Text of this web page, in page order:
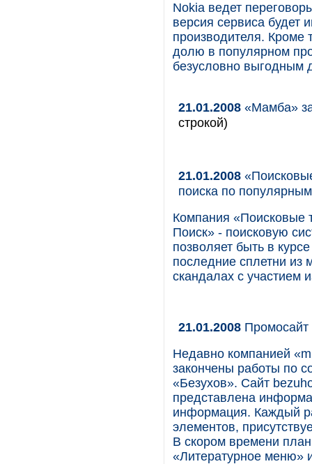
Nokia ведет
версия сервиса будет
производителя. Кроме
долю в популярном
безусловно выгодным
21.01.2008 «Мамба»
строкой)
21.01.2008
поиска по
Компания «Поисковые
Поиск» - поисковую
позволяет быть в
последние сплетни из
скандалах с участием
21.01.2008
Недавно компанией
закончены работы по
«Безухов». Сайт
представлена
информация. Каждый
элементов,
В скором времени
«Литературное меню»